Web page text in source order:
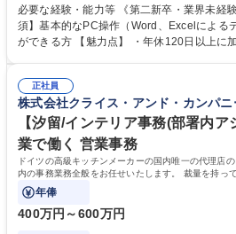
営事務局業務などにも幅広く携わっていただきます。 【会
入力業務】 ・医師（会員）の住所変更、個
・年会費の徴収管理や入金データの照合確認
年休120日/デスクワーク中心で残業少なめ
必要な経験・能力等 《第二新卒・業界未経
須】基本的なPC操作（Word、Excelによる
ができる方 【魅力点】 ・年休120日以上に加え、9時～17時の「実働7時
整、資料作成、当日の運営サポート 学歴・資格 学歴：大学院 大学 語学
力： 資格：
正社員
株式会社クライス・アンド・カンパニ
【汐留/インテリア事務(部署内
業で働く 営業事務
ドイツの高級キッチンメーカーの国内唯一の代理店
内の事務業務全般をお任せいたします。 裁量を持っ
ップも可能です。
年俸
400万円～600万円